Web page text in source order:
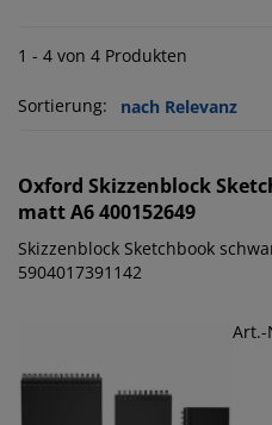
1 - 4 von 4 Produkten
Sortierung:
Oxford Skizzenblock
matt A6 400152649
Skizzenblock Sketchbook
5904017391142
Art.-